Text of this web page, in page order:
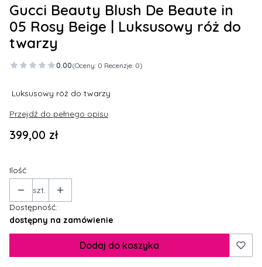
Gucci Beauty Blush De Beaute in
05 Rosy Beige | Luksusowy róż do
twarzy
0.00(Oceny: 0 Recenzje: 0)
Luksusowy róż do twarzy
Przejdź do pełnego opisu
Cena
399,00 zł
Ilość
szt.
Dostępność:
dostępny na zamówienie
Dodaj do koszyka